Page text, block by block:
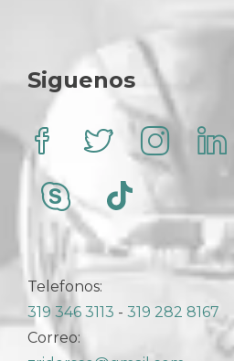
Siguenos
Telefonos:
319 346 3113 - 319 282 8167
Correo: